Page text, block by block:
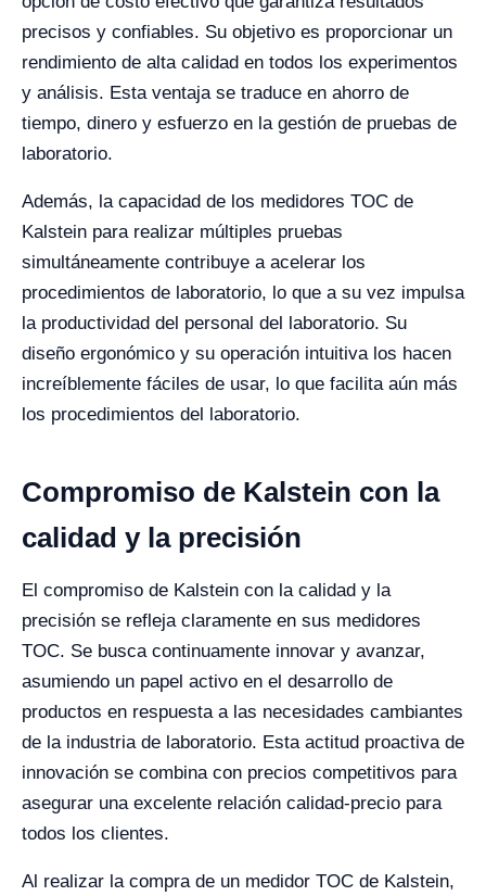
precisos y confiables. Su objetivo es proporcionar un
rendimiento de alta calidad en todos los experimentos
y análisis. Esta ventaja se traduce en ahorro de
tiempo, dinero y esfuerzo en la gestión de pruebas de
laboratorio.
Además, la capacidad de los medidores TOC de
Kalstein para realizar múltiples pruebas
simultáneamente contribuye a acelerar los
procedimientos de laboratorio, lo que a su vez impulsa
la productividad del personal del laboratorio. Su
diseño ergonómico y su operación intuitiva los hacen
increíblemente fáciles de usar, lo que facilita aún más
los procedimientos del laboratorio.
Compromiso de Kalstein con la
calidad y la precisión
El compromiso de Kalstein con la calidad y la
precisión se refleja claramente en sus medidores
TOC. Se busca continuamente innovar y avanzar,
asumiendo un papel activo en el desarrollo de
productos en respuesta a las necesidades cambiantes
de la industria de laboratorio. Esta actitud proactiva de
innovación se combina con precios competitivos para
asegurar una excelente relación calidad-precio para
todos los clientes.
Al realizar la compra de un medidor TOC de Kalstein,